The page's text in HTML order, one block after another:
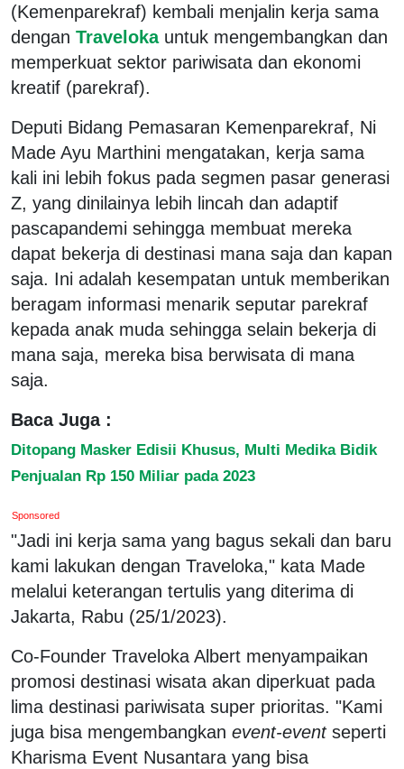
(Kemenparekraf) kembali menjalin kerja sama
dengan Traveloka untuk mengembangkan dan
memperkuat sektor pariwisata dan ekonomi
kreatif (parekraf).
Deputi Bidang Pemasaran Kemenparekraf, Ni
Made Ayu Marthini mengatakan, kerja sama
kali ini lebih fokus pada segmen pasar generasi
Z, yang dinilainya lebih lincah dan adaptif
pascapandemi sehingga membuat mereka
dapat bekerja di destinasi mana saja dan kapan
saja. Ini adalah kesempatan untuk memberikan
beragam informasi menarik seputar parekraf
kepada anak muda sehingga selain bekerja di
mana saja, mereka bisa berwisata di mana
saja.
Baca Juga :
Ditopang Masker Edisii Khusus, Multi Medika Bidik
Penjualan Rp 150 Miliar pada 2023
Sponsored
"Jadi ini kerja sama yang bagus sekali dan baru
kami lakukan dengan Traveloka," kata Made
melalui keterangan tertulis yang diterima di
Jakarta, Rabu (25/1/2023).
Co-Founder Traveloka Albert menyampaikan
promosi destinasi wisata akan diperkuat pada
lima destinasi pariwisata super prioritas. "Kami
juga bisa mengembangkan event-eventseperti
Kharisma Event Nusantara yang bisa